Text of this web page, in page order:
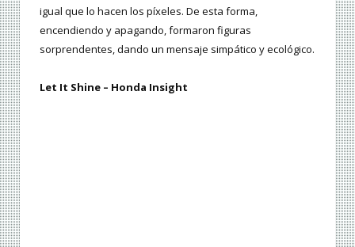
igual que lo hacen los píxeles. De esta forma,
encendiendo y apagando, formaron figuras
sorprendentes, dando un mensaje simpático y ecológico.
Let It Shine – Honda Insight